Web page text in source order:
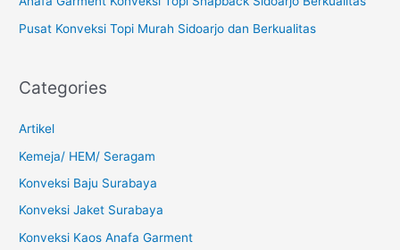
Pusat Konveksi Topi Murah Sidoarjo dan Berkualitas
Categories
Artikel
Kemeja/ HEM/ Seragam
Konveksi Baju Surabaya
Konveksi Jaket Surabaya
Konveksi Kaos Anafa Garment